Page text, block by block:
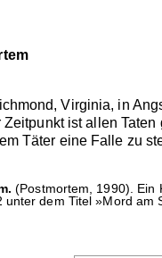
Virginia, in
ist allen
Täter eine Falle zu
(Postmortem, 1990). Ein
dem Titel »Mord am